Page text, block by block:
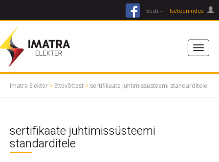
facebookEesti Iseteenindus
Imatra Elekter > Ettevõttest > sertifikaate juhtimissüsteemi standarditele
sertifikaate juhtimissüsteemi
standarditele